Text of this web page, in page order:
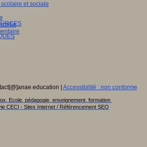
et sociale
| Accessibilité : non conforme
Ecole, pédagogie, enseignement, formation
CECI - Sites Internet / Référencement SEO